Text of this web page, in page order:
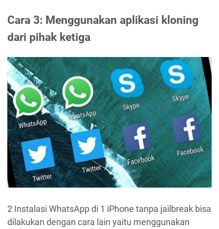
Cara 3: Menggunakan aplikasi kloning
dari pihak ketiga
2 Instalasi WhatsApp di 1 iPhone tanpa jailbreak bisa
dilakukan dengan cara lain yaitu menggunakan